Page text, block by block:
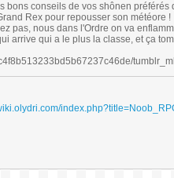
bons conseils de vos shônen
Rex pour repousser son météore !
pas, nous dans l'Ordre on va
arrive qui a le plus la classe, et ça